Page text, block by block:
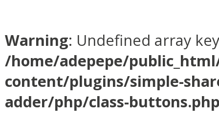
Warning: Undefined array
/home/adepepe/
content/plugins/simple-
adder/php/class-